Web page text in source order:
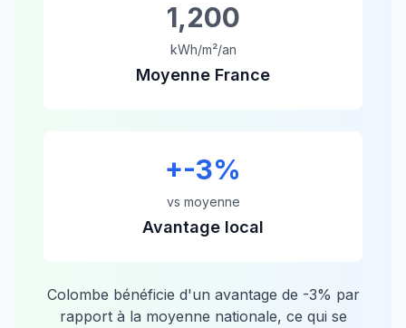
1,200
kWh/m²/an
Moyenne France
+-3%
vs moyenne
Avantage local
Colombe bénéficie d'un avantage de -3% par
rapport à la moyenne nationale, ce qui se